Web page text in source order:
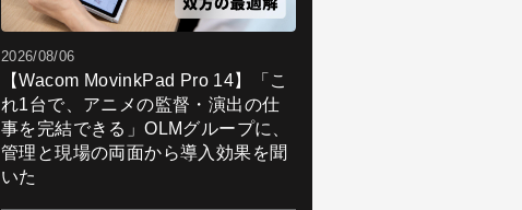
2026/08/06
【Wacom MovinkPad Pro 14】「こ
れ1台で、アニメの監督・演出の仕
事を完結できる」OLMグループに、
管理と現場の両面から導入効果を聞
いた